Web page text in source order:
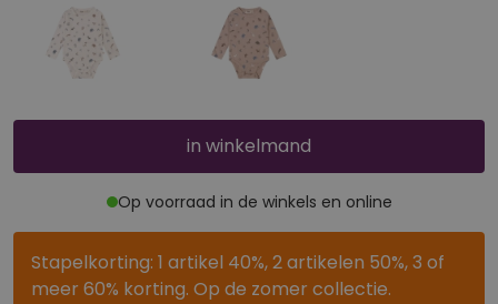
in winkelmand
Op voorraad in de winkels en online
Stapelkorting: 1 artikel 40%, 2 artikelen 50%, 3 of
meer 60% korting. Op de zomer collectie.